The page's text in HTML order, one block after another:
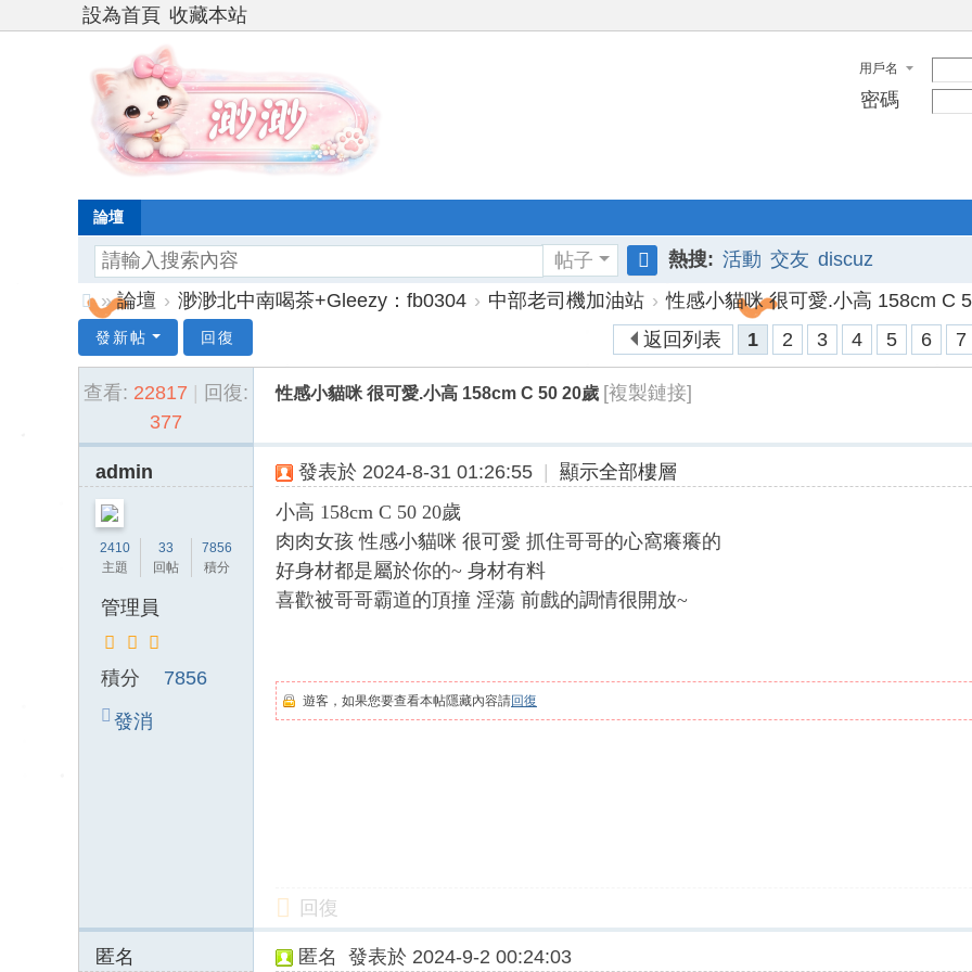
設為首頁 收藏本站
用戶名
密碼
論壇
帖子
搜
索
熱搜: 活動 交友 discuz
灣
渺
送
zy
» 論壇 › 渺渺北中南喝茶+Gleezy：fb0304 › 中部老司機加油站 › 性感小貓咪 很可愛.小高 158cm C
1
2 3 4 5 6 7
返回列表
發新帖 回復
查看: 22817
回復:
377
性感小貓咪 很可愛.小高 158cm C 50 20歲 [複製鏈接]
admin
2410
主題
33
回帖
7856
積分
管理員
積分
7856
發消
發表於 2024-8-31 01:26:55
顯示全部樓層
小高 158cm C 50 20歲
肉肉女孩 性感小貓咪 很可愛 抓住哥哥的心窩癢癢的
好身材都是屬於你的~ 身材有料
喜歡被哥哥霸道的頂撞 淫蕩 前戲的調情很開放~
遊客，如果您要查看本帖隱藏內容請回復
回復
匿名 匿名 發表於 2024-9-2 00:24:03